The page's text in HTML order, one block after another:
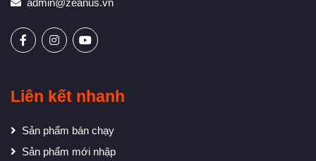
admin@zeanus.vn
Liên kết nhanh
Sản phẩm bán chạy
Sản phẩm mới nhập